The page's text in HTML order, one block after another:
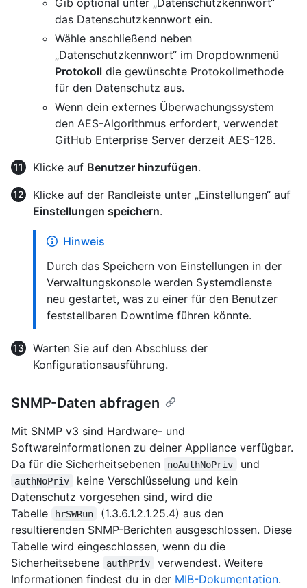
das Datenschutzkennwort ein.
Wähle anschließend neben
„Datenschutzkennwort“ im Dropdownmenü
Protokoll die gewünschte Protokollmethode
für den Datenschutz aus.
Wenn dein externes Überwachungssystem
den AES-Algorithmus erfordert, verwendet
GitHub Enterprise Server derzeit AES-128.
Klicke auf Benutzer hinzufügen.
Klicke auf der Randleiste unter „Einstellungen“ auf
Einstellungen speichern.
Hinweis
Durch das Speichern von Einstellungen in der
Verwaltungskonsole werden Systemdienste
neu gestartet, was zu einer für den Benutzer
feststellbaren Downtime führen könnte.
Warten Sie auf den Abschluss der
Konfigurationsausführung.
SNMP-Daten abfragen
Mit SNMP v3 sind Hardware- und
Softwareinformationen zu deiner Appliance verfügbar.
Da für die Sicherheitsebenen
noAuthNoPriv und
authNoPriv
keine Verschlüsselung und kein
Datenschutz vorgesehen sind, wird die
Tabelle
hrSWRun
(1.3.6.1.2.1.25.4) aus den
resultierenden SNMP-Berichten ausgeschlossen. Diese
Tabelle wird eingeschlossen, wenn du die
Sicherheitsebene
authPriv
verwendest. Weitere
Informationen findest du in der MIB-Dokumentation.